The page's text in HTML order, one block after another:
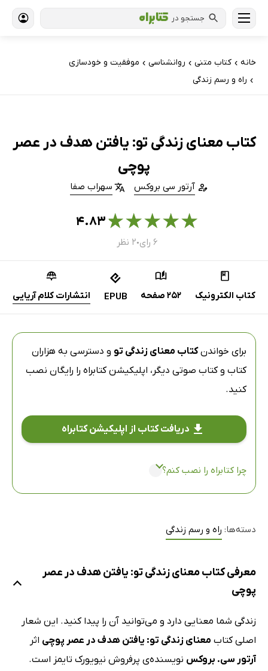
جستجو در
خانه › کتاب‌ متنی › روانشناسی › موفقیت و خودسازی
› راه و رسم زندگی
کتاب معنای زندگی تو: یافتن هدف در عصر
پوچی
آرتور سی بروکس سهراب صفا
★
★
★
★
★۴.۸۳
۶ رای ● ۲ نظر
کتاب الکترونیک 252 صفحه EPUB انتشارات کلام آریایی
برای خواندنکتاب معنای زندگی تو و دسترسی به هزاران
کتاب و کتاب صوتی دیگر، اپلیکیشن کتابراه را رایگان نصب
کنید.
دریافت کتاب از اپلیکیشن کتابراه
چرا کتابراه را نصب کنم؟
دسته‌ها: راه و رسم زندگی
معرفی کتاب معنای زندگی تو: یافتن هدف در عصر
پوچی
زندگی شما معنایی دارد و می‌توانید آن را پیدا کنید. این شعار
اصلی کتاب معنای زندگی تو: یافتن هدف در عصر پوچی اثر
آرتور سی. بروکس نویسنده‌ی پرفروش نیویورک تایمز است.